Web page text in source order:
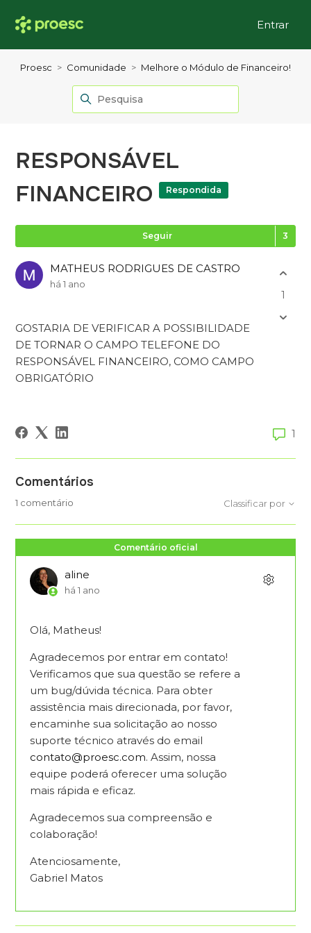
Entrar
Proesc Comunidade Melhore o Módulo de Financeiro!
RESPONSÁVEL
FINANCEIRO
Respondida
Seguir
MATHEUS RODRIGUES DE CASTRO
há 1 ano
GOSTARIA DE VERIFICAR A POSSIBILIDADE
DE TORNAR O CAMPO TELEFONE DO
RESPONSÁVEL FINANCEIRO, COMO CAMPO
OBRIGATÓRIO
1
1
Comentários
1 comentário Classificar por
Comentário oficial
aline
há 1 ano
Olá, Matheus!
Agradecemos por entrar em contato!
Verificamos que sua questão se refere a
um bug/dúvida técnica. Para obter
assistência mais direcionada, por favor,
encaminhe sua solicitação ao nosso
suporte técnico através do email
contato@proesc.com. Assim, nossa
equipe poderá oferecer uma solução
mais rápida e eficaz.
Agradecemos sua compreensão e
colaboração!
Atenciosamente,
Gabriel Matos